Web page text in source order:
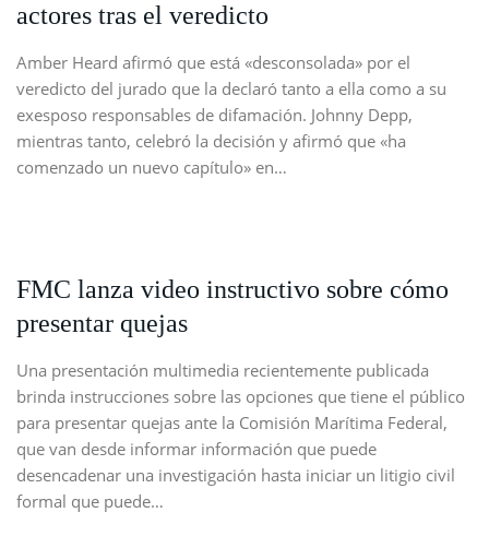
actores tras el veredicto
Amber Heard afirmó que está «desconsolada» por el
veredicto del jurado que la declaró tanto a ella como a su
exesposo responsables de difamación. Johnny Depp,
mientras tanto, celebró la decisión y afirmó que «ha
comenzado un nuevo capítulo» en…
FMC lanza video instructivo sobre cómo
presentar quejas
Una presentación multimedia recientemente publicada
brinda instrucciones sobre las opciones que tiene el público
para presentar quejas ante la Comisión Marítima Federal,
que van desde informar información que puede
desencadenar una investigación hasta iniciar un litigio civil
formal que puede…